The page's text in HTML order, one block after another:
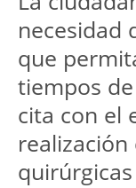
necesidad
que
tiempos
cita con el
quirúrgicas